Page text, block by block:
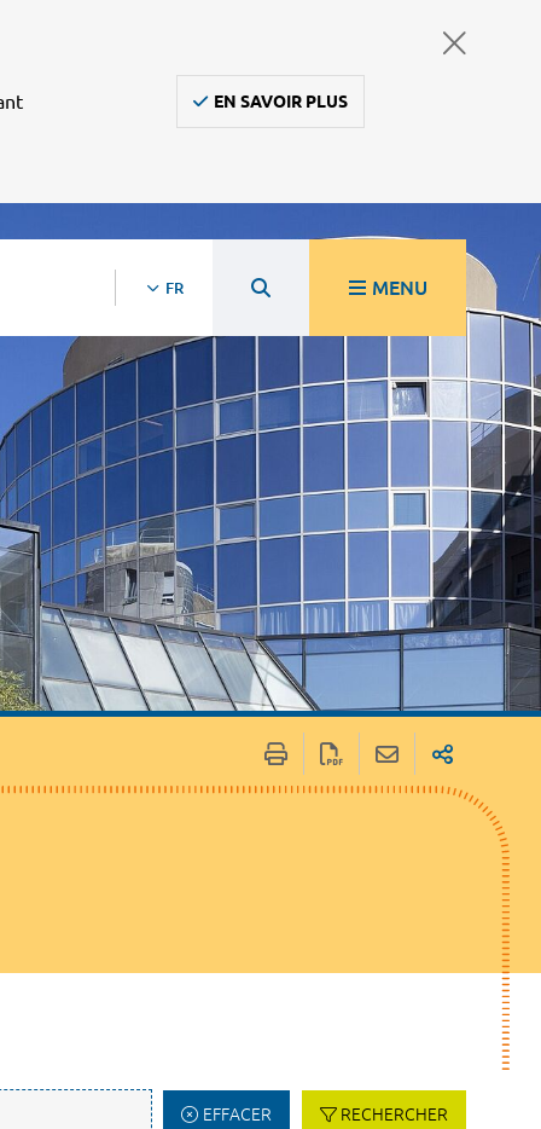
EN SAVOIR PLUS
FR MENU
EFFACER RECHERCHER